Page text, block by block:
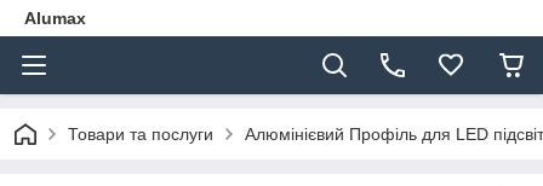
Alumax
Товари та послуги Алюмінієвий Профіль для LED